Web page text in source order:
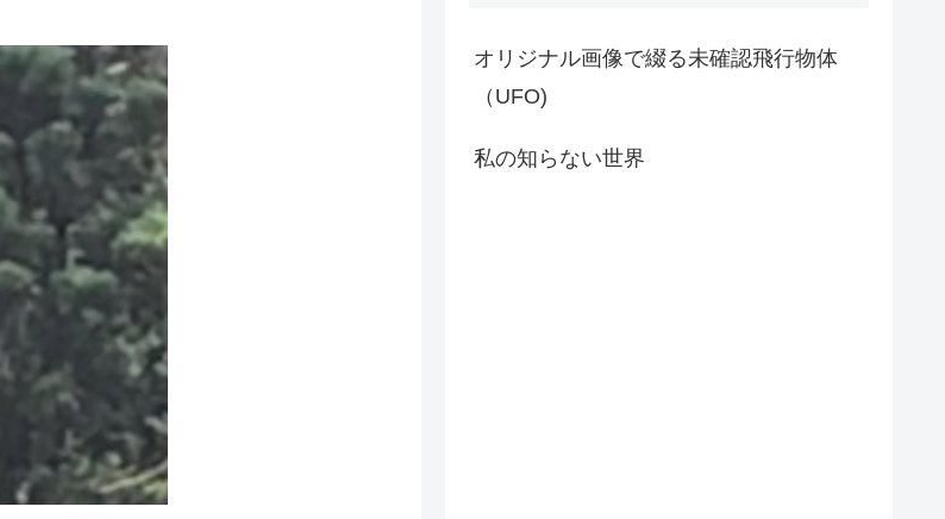
オリジナル画像で綴る未確認飛行物体
（UFO)
私の知らない世界